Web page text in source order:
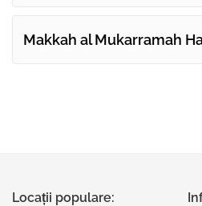
Makkah al Mukarramah
Locații populare: